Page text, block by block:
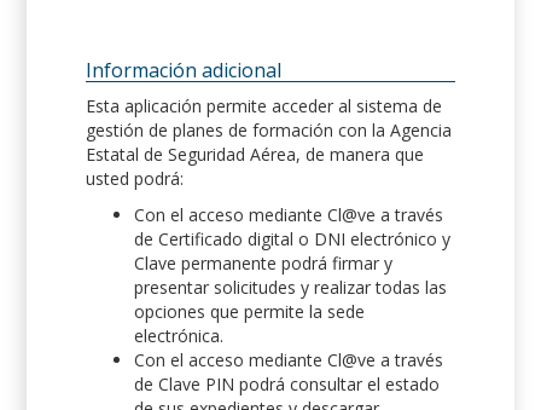
Información adicional
Esta aplicación permite acceder al sistema de
gestión de planes de formación con la Agencia
Estatal de Seguridad Aérea, de manera que
usted podrá:
Con el acceso mediante Cl@ve a través
de Certificado digital o DNI electrónico y
Clave permanente podrá firmar y
presentar solicitudes y realizar todas las
opciones que permite la sede
electrónica.
Con el acceso mediante Cl@ve a través
de Clave PIN podrá consultar el estado